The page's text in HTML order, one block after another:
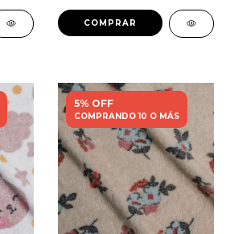
5% OFF
COMPRANDO 10 O MÁS